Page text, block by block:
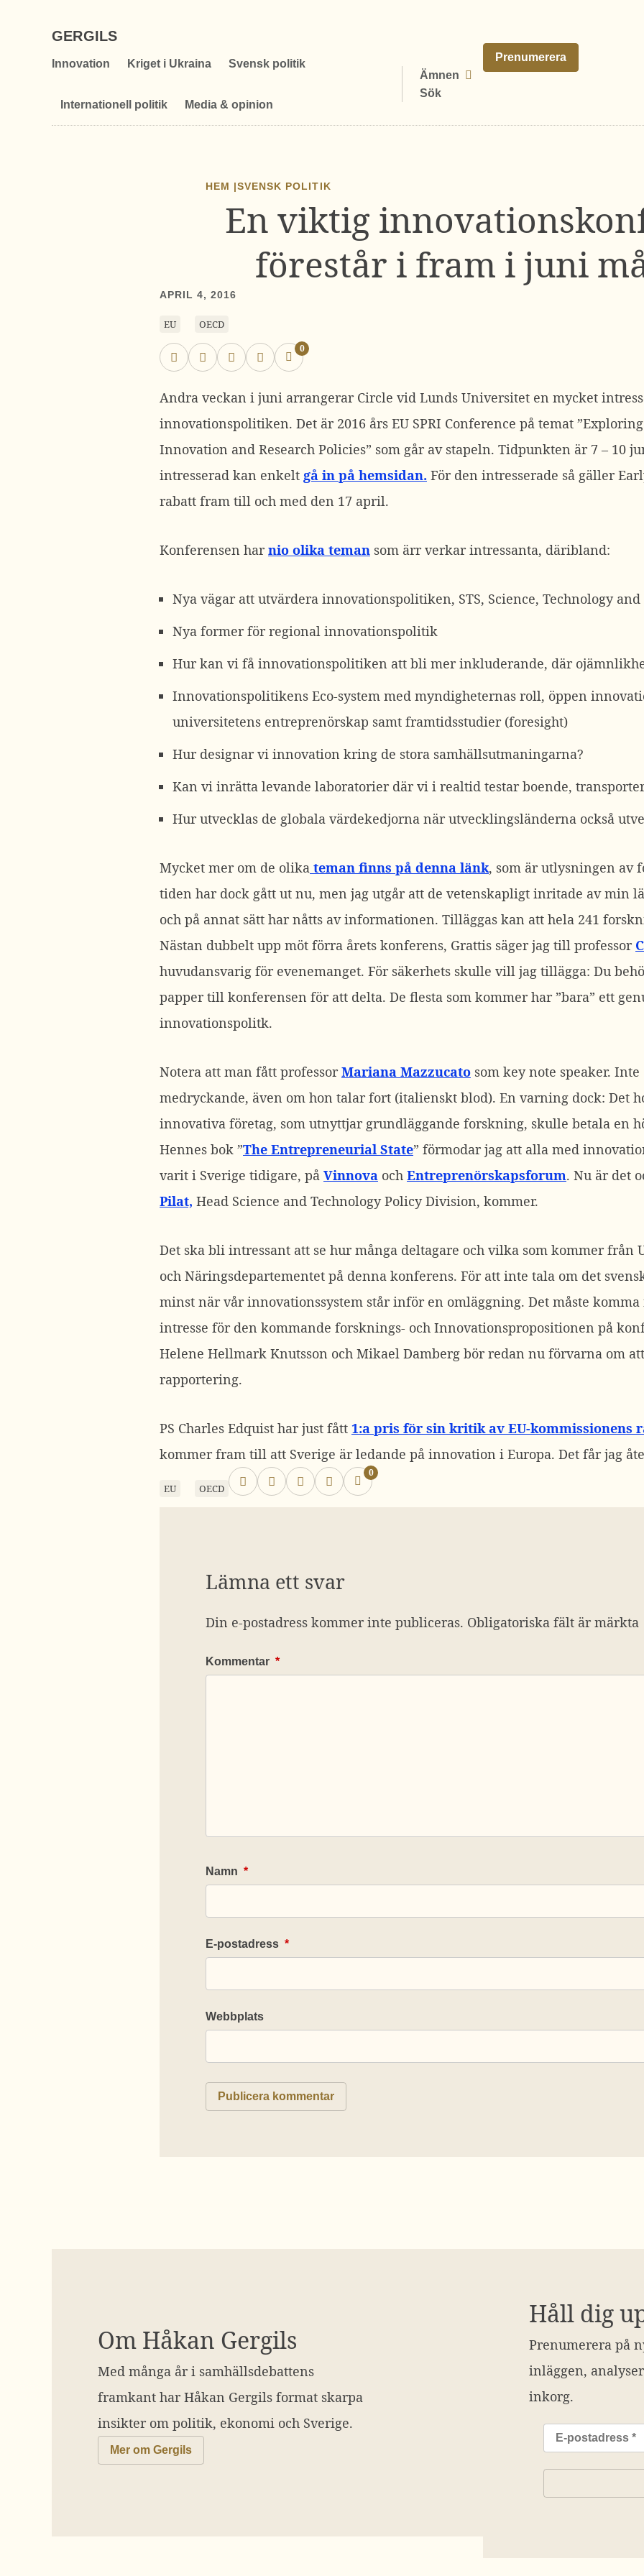
GERGILS
Innovation Kriget i Ukraina Svensk politik
Internationell politik Media & opinion
Ämnen
Sök
Prenumerera
HEM |SVENSK POLITIK
En viktig
förestår i fram i juni
APRIL 4, 2016
EU OECD
0
Andra veckan i juni arrangerar Circle vid Lunds Universitet en mycket
innovationspolitiken. Det är 2016 års EU SPRI Conference på temat
Innovation and Research Policies” som går av stapeln. Tidpunkten är 7 – 10
intresserad kan enkelt gå in på hemsidan. För den intresserade så gäller
rabatt fram till och med den 17 april.
Konferensen har nio olika teman som ärr verkar intressanta, däribland:
Nya vägar att utvärdera innovationspolitiken, STS, Science, Technology
Nya former för regional innovationspolitik
Hur kan vi få innovationspolitiken att bli mer inkluderande, där
Innovationspolitikens Eco-system med myndigheternas roll, öppen
universitetens entreprenörskap samt framtidsstudier (foresight)
Hur designar vi innovation kring de stora samhällsutmaningarna?
Kan vi inrätta levande laboratorier där vi i realtid testar boende,
Hur utvecklas de globala värdekedjorna när utvecklingsländerna också
Mycket mer om de olika teman finns på denna länk, som är utlysningen av
tiden har dock gått ut nu, men jag utgår att de vetenskapligt inritade av min
och på annat sätt har nåtts av informationen. Tilläggas kan att hela 241
Nästan dubbelt upp möt förra årets konferens, Grattis säger jag till professor
huvudansvarig för evenemanget. För säkerhets skulle vill jag tillägga: Du
papper till konferensen för att delta. De flesta som kommer har ”bara” ett
innovationspolitk.
Notera att man fått professor Mariana Mazzucato som key note speaker.
medryckande, även om hon talar fort (italienskt blod). En varning dock: Det
innovativa företag, som utnyttjar grundläggande forskning, skulle betala en
Hennes bok ”The Entrepreneurial State” förmodar jag att alla med
varit i Sverige tidigare, på Vinnova och Entreprenörskapsforum. Nu är det
Pilat, Head Science and Technology Policy Division, kommer.
Det ska bli intressant att se hur många deltagare och vilka som kommer från
och Näringsdepartementet på denna konferens. För att inte tala om det
minst när vår innovationssystem står inför en omläggning. Det måste
intresse för den kommande forsknings- och Innovationspropositionen på
Helene Hellmark Knutsson och Mikael Damberg bör redan nu förvarna om
rapportering.
PS Charles Edquist har just fått 1:a pris för sin kritik av EU-kommissionens
kommer fram till att Sverige är ledande på innovation i Europa. Det får jag
EU OECD
0
Lämna ett svar
Din e-postadress kommer inte publiceras. Obligatoriska fält är märkta
Kommentar *
Namn *
E-postadress *
Webbplats
Om Håkan Gergils
Med många år i samhällsdebattens
framkant har Håkan Gergils format skarpa
insikter om politik, ekonomi och Sverige.
Mer om Gergils
Håll dig
Prenumerera på
inläggen,
inkorg.